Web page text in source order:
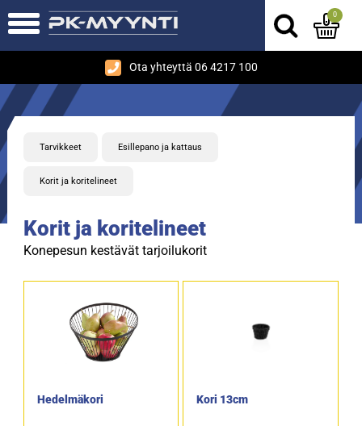
Ota yhteyttä 06 4217 100
0
Tarvikkeet Esillepano ja kattaus
Korit ja koritelineet
Korit ja koritelineet
Konepesun kestävät tarjoilukorit
Hedelmäkori Kori 13cm